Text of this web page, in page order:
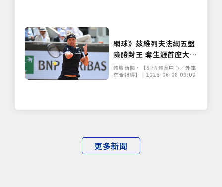
更多新聞
網球》茲維列夫法網五盤
險勝封王 奪生涯首座大滿
貫寫德國30年紀錄
體壇新聞•【SPN體育中心／外電
綜合報導】 | 2026-06-08 09:00